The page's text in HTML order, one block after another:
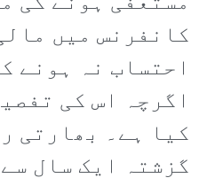
کانفرنس میں
احتساب نہ ہونے
اگرچہ اس کی
کیا ہے۔ بھارتی
گزشتہ ایک سال